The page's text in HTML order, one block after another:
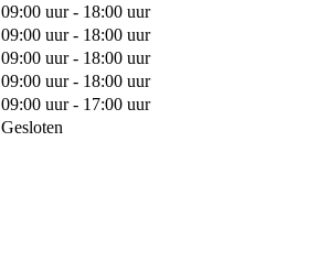
09:00 uur - 18:00 uur
09:00 uur - 18:00 uur
09:00 uur - 18:00 uur
09:00 uur - 18:00 uur
09:00 uur - 17:00 uur
Gesloten